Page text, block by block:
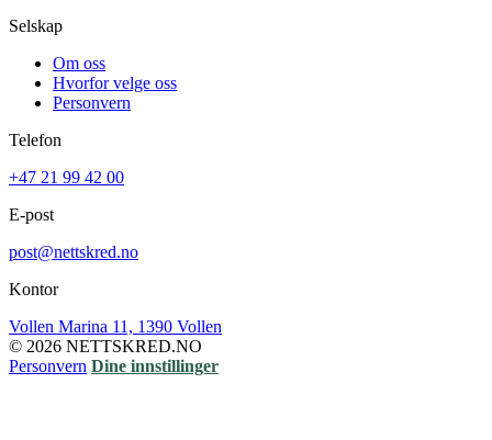
Selskap
Om oss
Hvorfor velge oss
Personvern
Telefon
+47 21 99 42 00
E-post
post@nettskred.no
Kontor
Vollen Marina 11, 1390 Vollen
© 2026 NETTSKRED.NO
Personvern Dine innstillinger